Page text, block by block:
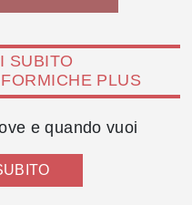
SUBITO
PLUS
e quando vuoi